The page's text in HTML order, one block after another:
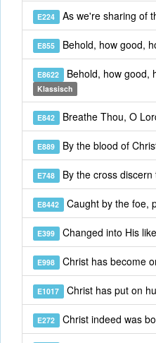
E224 As we're sharing of
E855 Behold, how good,
E8622 Behold, how good,
Klassisch
E842 Breathe Thou, O
E889 By the blood of
E748 By the cross discern
E8442 Caught by the foe,
E399 Changed into His
E998 Christ has become
E1017 Christ has put on
E272 Christ indeed was